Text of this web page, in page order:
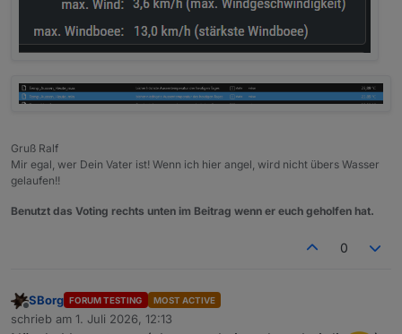
Gruß Ralf
Mir egal, wer Dein Vater ist! Wenn ich hier angel, wird nicht übers Wasser
gelaufen!!
Benutzt das Voting rechts unten im Beitrag wenn er euch geholfen hat.
0
Offline
SBorg FORUM TESTING MOST ACTIVE
schrieb am 1. Juli 2026, 12:13
zuletzt editiert von